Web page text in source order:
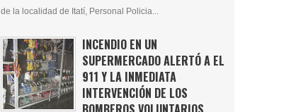
de la localidad de Itatí, Personal Policia...
INCENDIO EN UN
SUPERMERCADO ALERTÓ A EL
911 Y LA INMEDIATA
INTERVENCIÓN DE LOS